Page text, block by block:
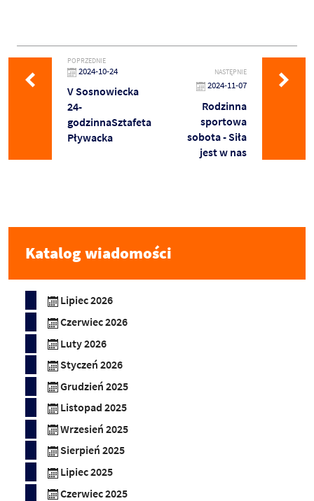
POPRZEDNIE
2024-10-24
V Sosnowiecka
24-
godzinnaSztafeta
Pływacka
NASTĘPNIE
2024-11-07
Rodzinna
sportowa
sobota - Siła
jest w nas
Katalog wiadomości
Lipiec 2026
Czerwiec 2026
Luty 2026
Styczeń 2026
Grudzień 2025
Listopad 2025
Wrzesień 2025
Sierpień 2025
Lipiec 2025
Czerwiec 2025